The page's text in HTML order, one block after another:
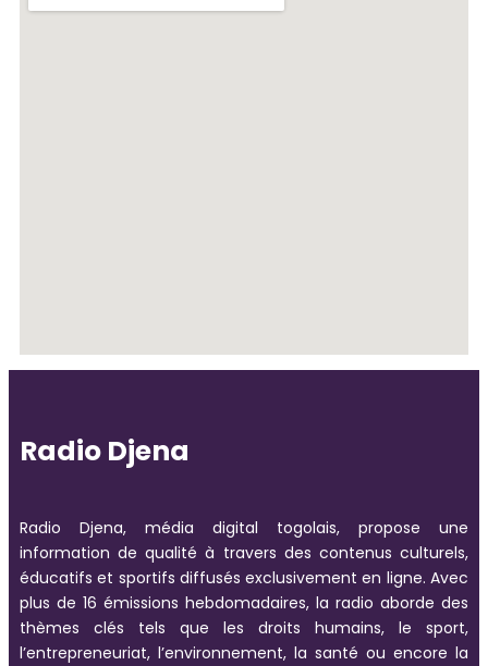
Radio Djena
Radio Djena, média digital togolais, propose une
information de qualité à travers des contenus culturels,
éducatifs et sportifs diffusés exclusivement en ligne. Avec
plus de 16 émissions hebdomadaires, la radio aborde des
thèmes clés tels que les droits humains, le sport,
l’entrepreneuriat, l’environnement, la santé ou encore la